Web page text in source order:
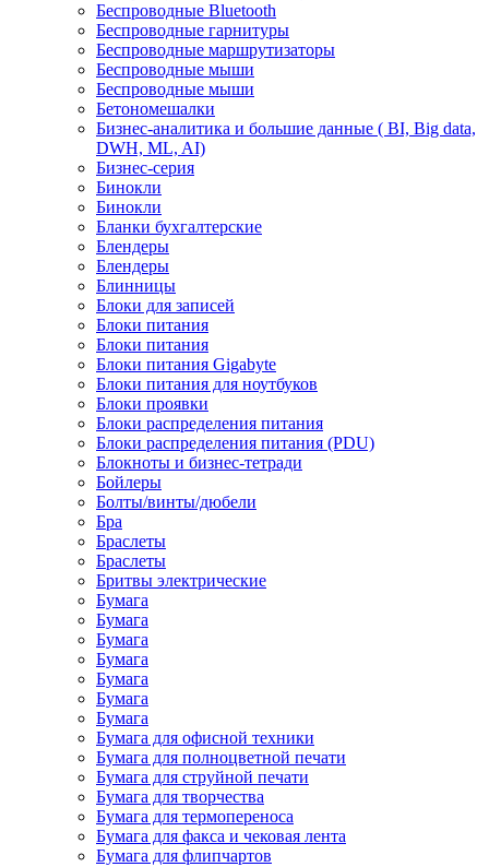
Беспроводные Bluetooth
Беспроводные гарнитуры
Беспроводные маршрутизаторы
Беспроводные мыши
Беспроводные мыши
Бетономешалки
Бизнес-аналитика и большие данные ( BI, Big data,
DWH, ML, AI)
Бизнес-серия
Бинокли
Бинокли
Бланки бухгалтерские
Блендеры
Блендеры
Блинницы
Блоки для записей
Блоки питания
Блоки питания
Блоки питания Gigabyte
Блоки питания для ноутбуков
Блоки проявки
Блоки распределения питания
Блоки распределения питания (PDU)
Блокноты и бизнес-тетради
Бойлеры
Болты/винты/дюбели
Бра
Браслеты
Браслеты
Бритвы электрические
Бумага
Бумага
Бумага
Бумага
Бумага
Бумага
Бумага
Бумага для офисной техники
Бумага для полноцветной печати
Бумага для струйной печати
Бумага для творчества
Бумага для термопереноса
Бумага для факса и чековая лента
Бумага для флипчартов